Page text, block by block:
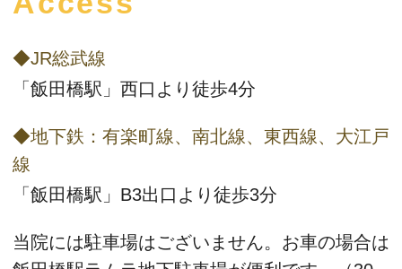
◆JR総武線
「飯田橋駅」西口より徒歩4分
◆地下鉄：有楽町線、南北線、東西線、大江戸
線
「飯田橋駅」B3出口より徒歩3分
当院には駐車場はございません。お車の場合は